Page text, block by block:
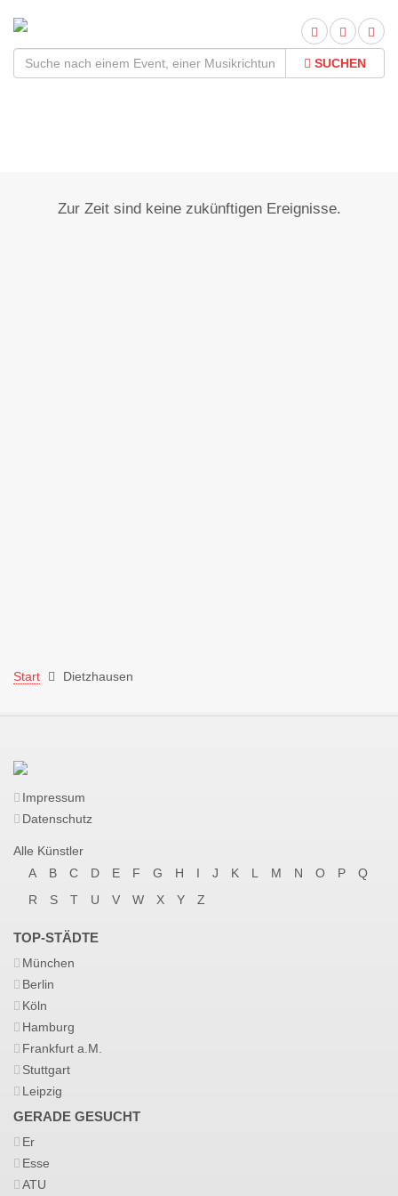
SUCHEN
Zur Zeit sind keine zukünftigen Ereignisse.
Start Dietzhausen
Impressum
Datenschutz
Alle Künstler
A
B C D E F G H I J K L M N O P
Q
R
S T U V W X Y Z
TOP-STÄDTE
München
Berlin
Köln
Hamburg
Frankfurt a.M.
Stuttgart
Leipzig
GERADE GESUCHT
Er
Esse
ATU